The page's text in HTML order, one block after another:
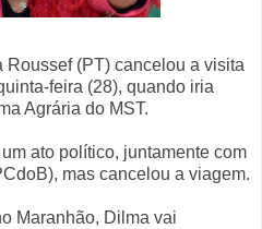
Roussef (PT) cancelou a visita
feira (28), quando iria
Agrária do MST.
ato político, juntamente com
mas cancelou a viagem.
Maranhão, Dilma vai